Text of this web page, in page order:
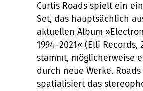
Curtis Roads spielt ein
Set, das hauptsächlich
aktuellen Album
1994–2021« (Elli Records,
stammt, möglicherweise
durch neue Werke. Roads
spatialisiert das